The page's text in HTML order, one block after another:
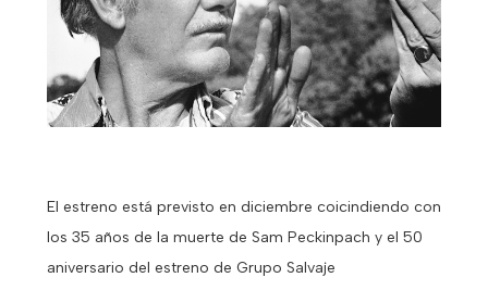
El estreno está previsto en diciembre coicindiendo con
los 35 años de la muerte de Sam Peckinpach y el 50
aniversario del estreno de Grupo Salvaje